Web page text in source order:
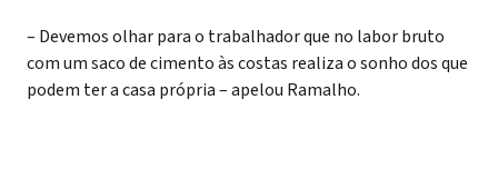
– Devemos olhar para o trabalhador que no labor bruto
com um saco de cimento às costas realiza o sonho dos que
podem ter a casa própria – apelou Ramalho.